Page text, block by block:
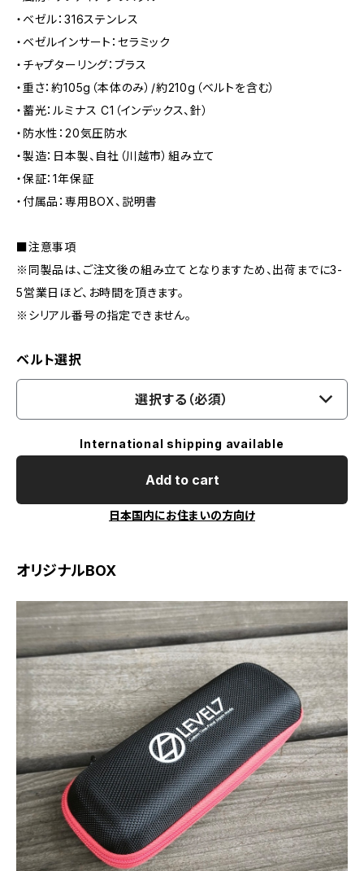
・ベゼル：316ステンレス
・ベゼルインサート：セラミック
・チャプターリング：ブラス
・重さ：約105g（本体のみ）/約210g（ベルトを含む）
・蓄光：ルミナス C1（インデックス、針）
・防水性：20気圧防水
・製造：日本製、自社（川越市）組み立て
・保証：1年保証
・付属品：専用BOX、説明書
■注意事項
※同製品は、ご注文後の組み立てとなりますため、出荷までに3-
5営業日ほど、お時間を頂きます。
※シリアル番号の指定できません。
ベルト選択
選択する（必須）
International shipping available
Add to cart
日本国内にお住まいの方向け
オリジナルBOX